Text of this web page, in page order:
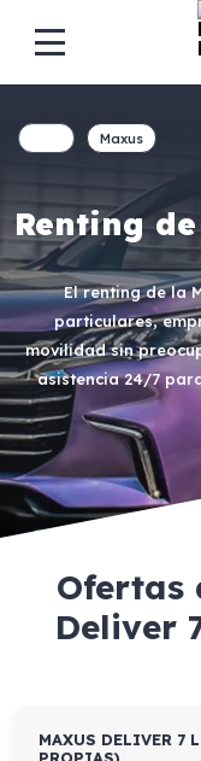
Renting
El renting de la
particulares,
movilidad sin
asistencia 24/7
Maxus
Ofertas
Deliver
MAXUS DELIVER 7